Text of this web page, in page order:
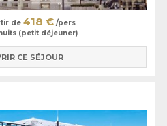
de 418 € /pers
(petit déjeuner)
CE SÉJOUR